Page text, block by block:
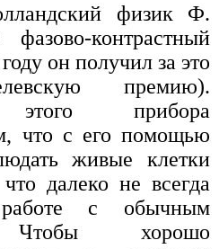
физик Ф.
контрастный
он получил за это
премию).
этого прибора
что с его помощью
живые клетки
далеко не всегда
с обычным
Чтобы хорошо